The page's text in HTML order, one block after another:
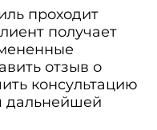
проходит
получает
отзыв о
консультацию
дальнейшей